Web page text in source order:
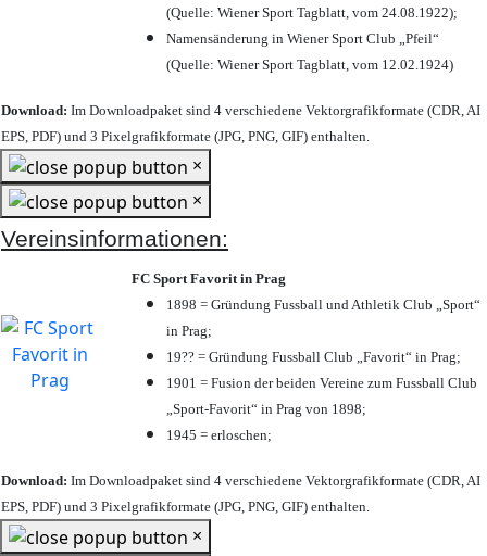
(Quelle: Wiener Sport Tagblatt, vom 24.08.1922);
Namensänderung in Wiener Sport Club „Pfeil“
(Quelle: Wiener Sport Tagblatt, vom 12.02.1924)
Download: Im Downloadpaket sind 4 verschiedene Vektorgrafikformate (CDR, AI
EPS, PDF) und 3 Pixelgrafikformate (JPG, PNG, GIF) enthalten.
×
×
Vereinsinformationen:
FC Sport Favorit in Prag
1898 = Gründung Fussball und Athletik Club „Sport“
in Prag;
19?? = Gründung Fussball Club „Favorit“ in Prag;
1901 = Fusion der beiden Vereine zum Fussball Club
„Sport-Favorit“ in Prag von 1898;
1945 = erloschen;
Download: Im Downloadpaket sind 4 verschiedene Vektorgrafikformate (CDR, AI
EPS, PDF) und 3 Pixelgrafikformate (JPG, PNG, GIF) enthalten.
×